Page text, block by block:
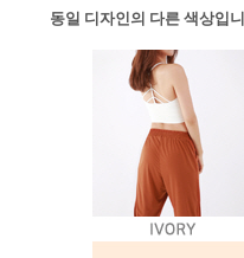
동일 디자인의 다른 색상입